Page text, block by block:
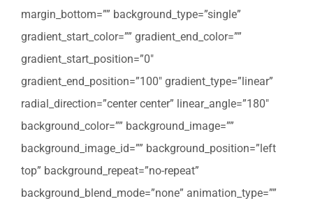
margin_bottom=”” background_type=”single”
gradient_start_color=”” gradient_end_color=””
gradient_start_position=”0″
gradient_end_position=”100″ gradient_type=”linear”
radial_direction=”center center” linear_angle=”180″
background_color=”” background_image=””
background_image_id=”” background_position=”left
top” background_repeat=”no-repeat”
background_blend_mode=”none” animation_type=””